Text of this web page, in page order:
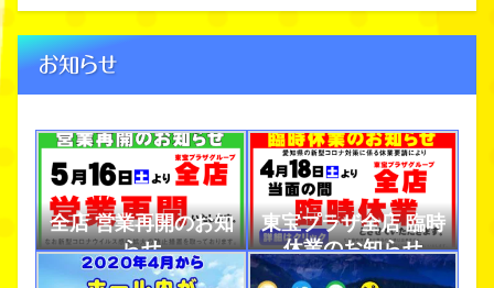
お知らせ
全店 営業再開のお知
らせ
東宝プラザ全店 臨時
休業のお知らせ